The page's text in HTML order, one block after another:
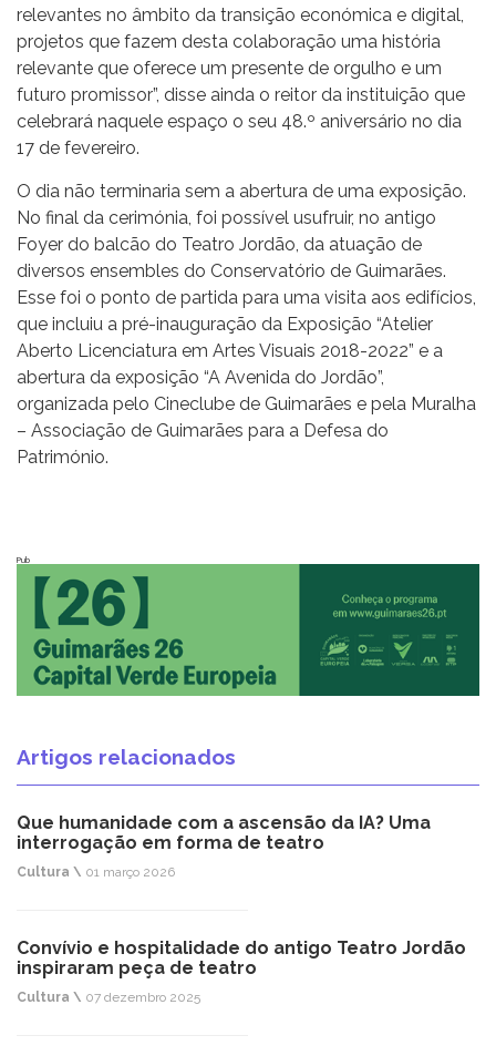
relevantes no âmbito da transição económica e digital,
projetos que fazem desta colaboração uma história
relevante que oferece um presente de orgulho e um
futuro promissor”, disse ainda o reitor da instituição que
celebrará naquele espaço o seu 48.º aniversário no dia
17 de fevereiro.
O dia não terminaria sem a abertura de uma exposição.
No final da cerimónia, foi possível usufruir, no antigo
Foyer do balcão do Teatro Jordão, da atuação de
diversos ensembles do Conservatório de Guimarães.
Esse foi o ponto de partida para uma visita aos edifícios,
que incluiu a pré-inauguração da Exposição “Atelier
Aberto Licenciatura em Artes Visuais 2018-2022” e a
abertura da exposição “A Avenida do Jordão”,
organizada pelo Cineclube de Guimarães e pela Muralha
– Associação de Guimarães para a Defesa do
Património.
Pub
Artigos relacionados
Que humanidade com a ascensão da IA? Uma
interrogação em forma de teatro
Cultura \ 01 março 2026
Convívio e hospitalidade do antigo Teatro Jordão
inspiraram peça de teatro
Cultura \ 07 dezembro 2025